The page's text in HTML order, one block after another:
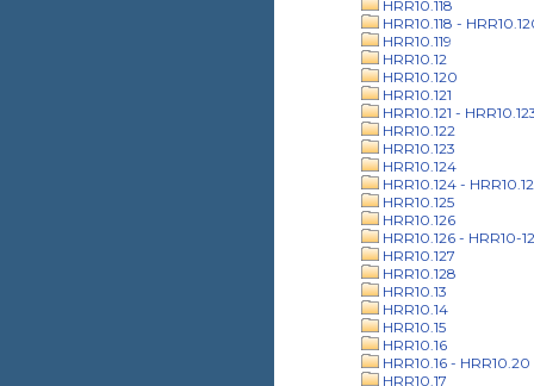
HRR10.118
HRR10.118 -
HRR10.119
HRR10.12
HRR10.120
HRR10.121
HRR10.121 -
HRR10.122
HRR10.123
HRR10.124
HRR10.124 -
HRR10.125
HRR10.126
HRR10.126 - HRR10-
HRR10.127
HRR10.128
HRR10.13
HRR10.14
HRR10.15
HRR10.16
HRR10.16 - HRR10.20
HRR10.17